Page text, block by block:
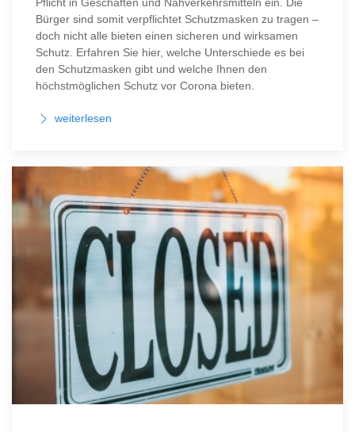
Bürger sind somit verpflichtet Schutzmasken zu tragen –
doch nicht alle bieten einen sicheren und wirksamen
Schutz. Erfahren Sie hier, welche Unterschiede es bei
den Schutzmasken gibt und welche Ihnen den
höchstmöglichen Schutz vor Corona bieten.
weiterlesen